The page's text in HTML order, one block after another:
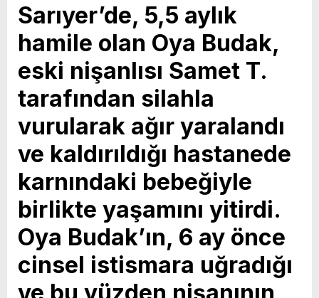
Sarıyer’de, 5,5 aylık
hamile olan Oya Budak,
eski nişanlısı Samet T.
tarafından silahla
vurularak ağır yaralandı
ve kaldırıldığı hastanede
karnındaki bebeğiyle
birlikte yaşamını yitirdi.
Oya Budak’ın, 6 ay önce
cinsel istismara uğradığı
ve bu yüzden nişanının